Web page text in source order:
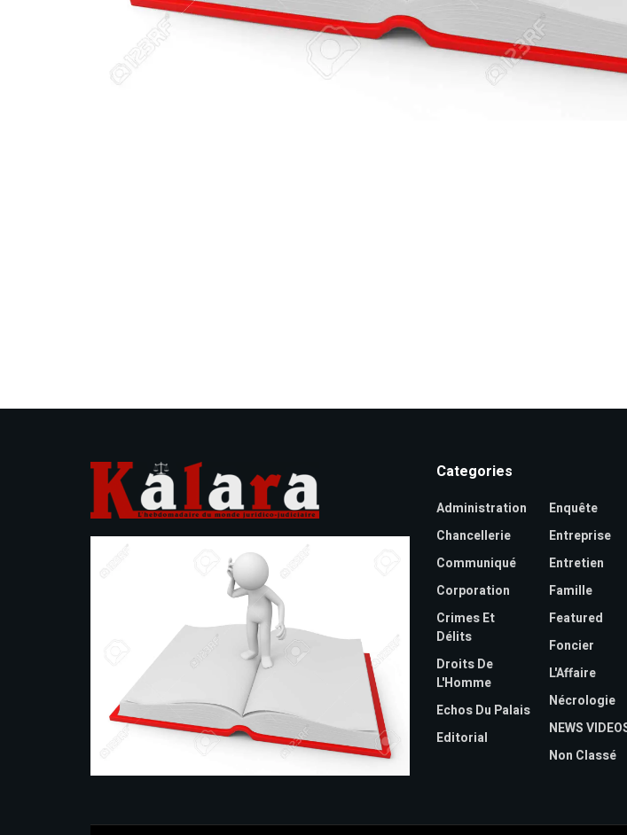
Categories
Administration
Chancellerie
Communiqué
Corporation
Crimes Et
Délits
Droits De
L'Homme
Echos Du Palais
Editorial
Enquête
Entreprise
Entretien
Famille
Featured
Foncier
L'Affaire
Nécrologie
NEWS
Non Classé